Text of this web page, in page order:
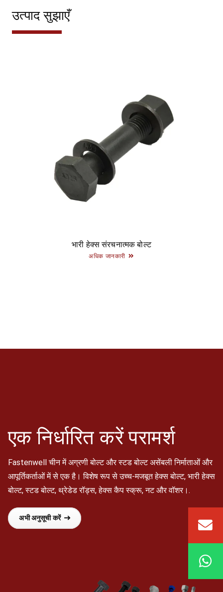
उत्पाद सुझाएँ
भारी हेक्स संरचनात्मक बोल्ट
अधिक जानकारी
एक निर्धारित करेंपरामर्श
Fastenwell चीन में अग्रणी बोल्ट और स्टड बोल्ट असेंबली निर्माताओं और
आपूर्तिकर्ताओं में से एक है। विशेष रूप से उच्च-मजबूत हेक्स बोल्ट, भारी हेक्स
बोल्ट, स्टड बोल्ट, थ्रेडेड रॉड्स, हेक्स कैप स्क्रू, नट और वॉशर।.
अभी अनुसूची करें